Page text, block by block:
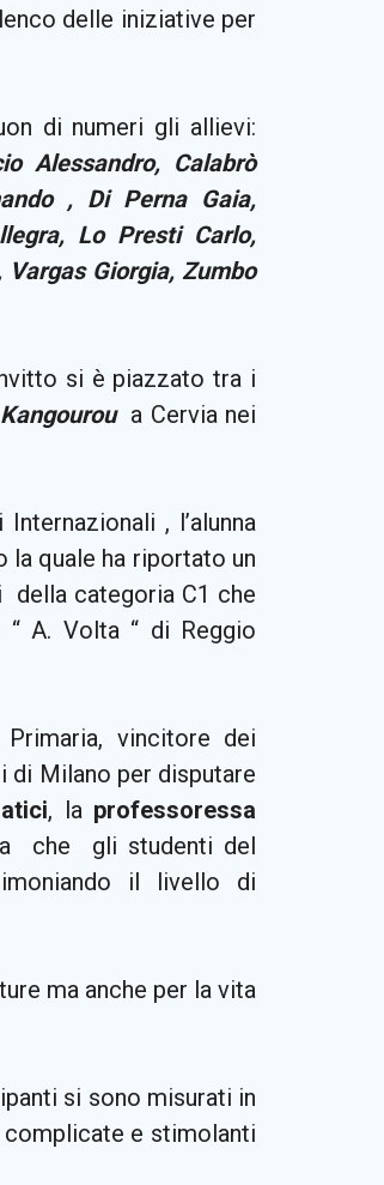
delle iniziative per
di numeri gli allievi:
Alessandro, Calabrò
, Di Perna Gaia,
Lo Presti Carlo,
Giorgia, Zumbo
si è piazzato tra i
a Cervia nei
, l’alunna
la quale ha riportato un
della categoria C1 che
A. Volta “ di Reggio
vincitore dei
di Milano per disputare
, la professoressa
che gli studenti del
il livello di
ma anche per la vita
si sono misurati in
e stimolanti